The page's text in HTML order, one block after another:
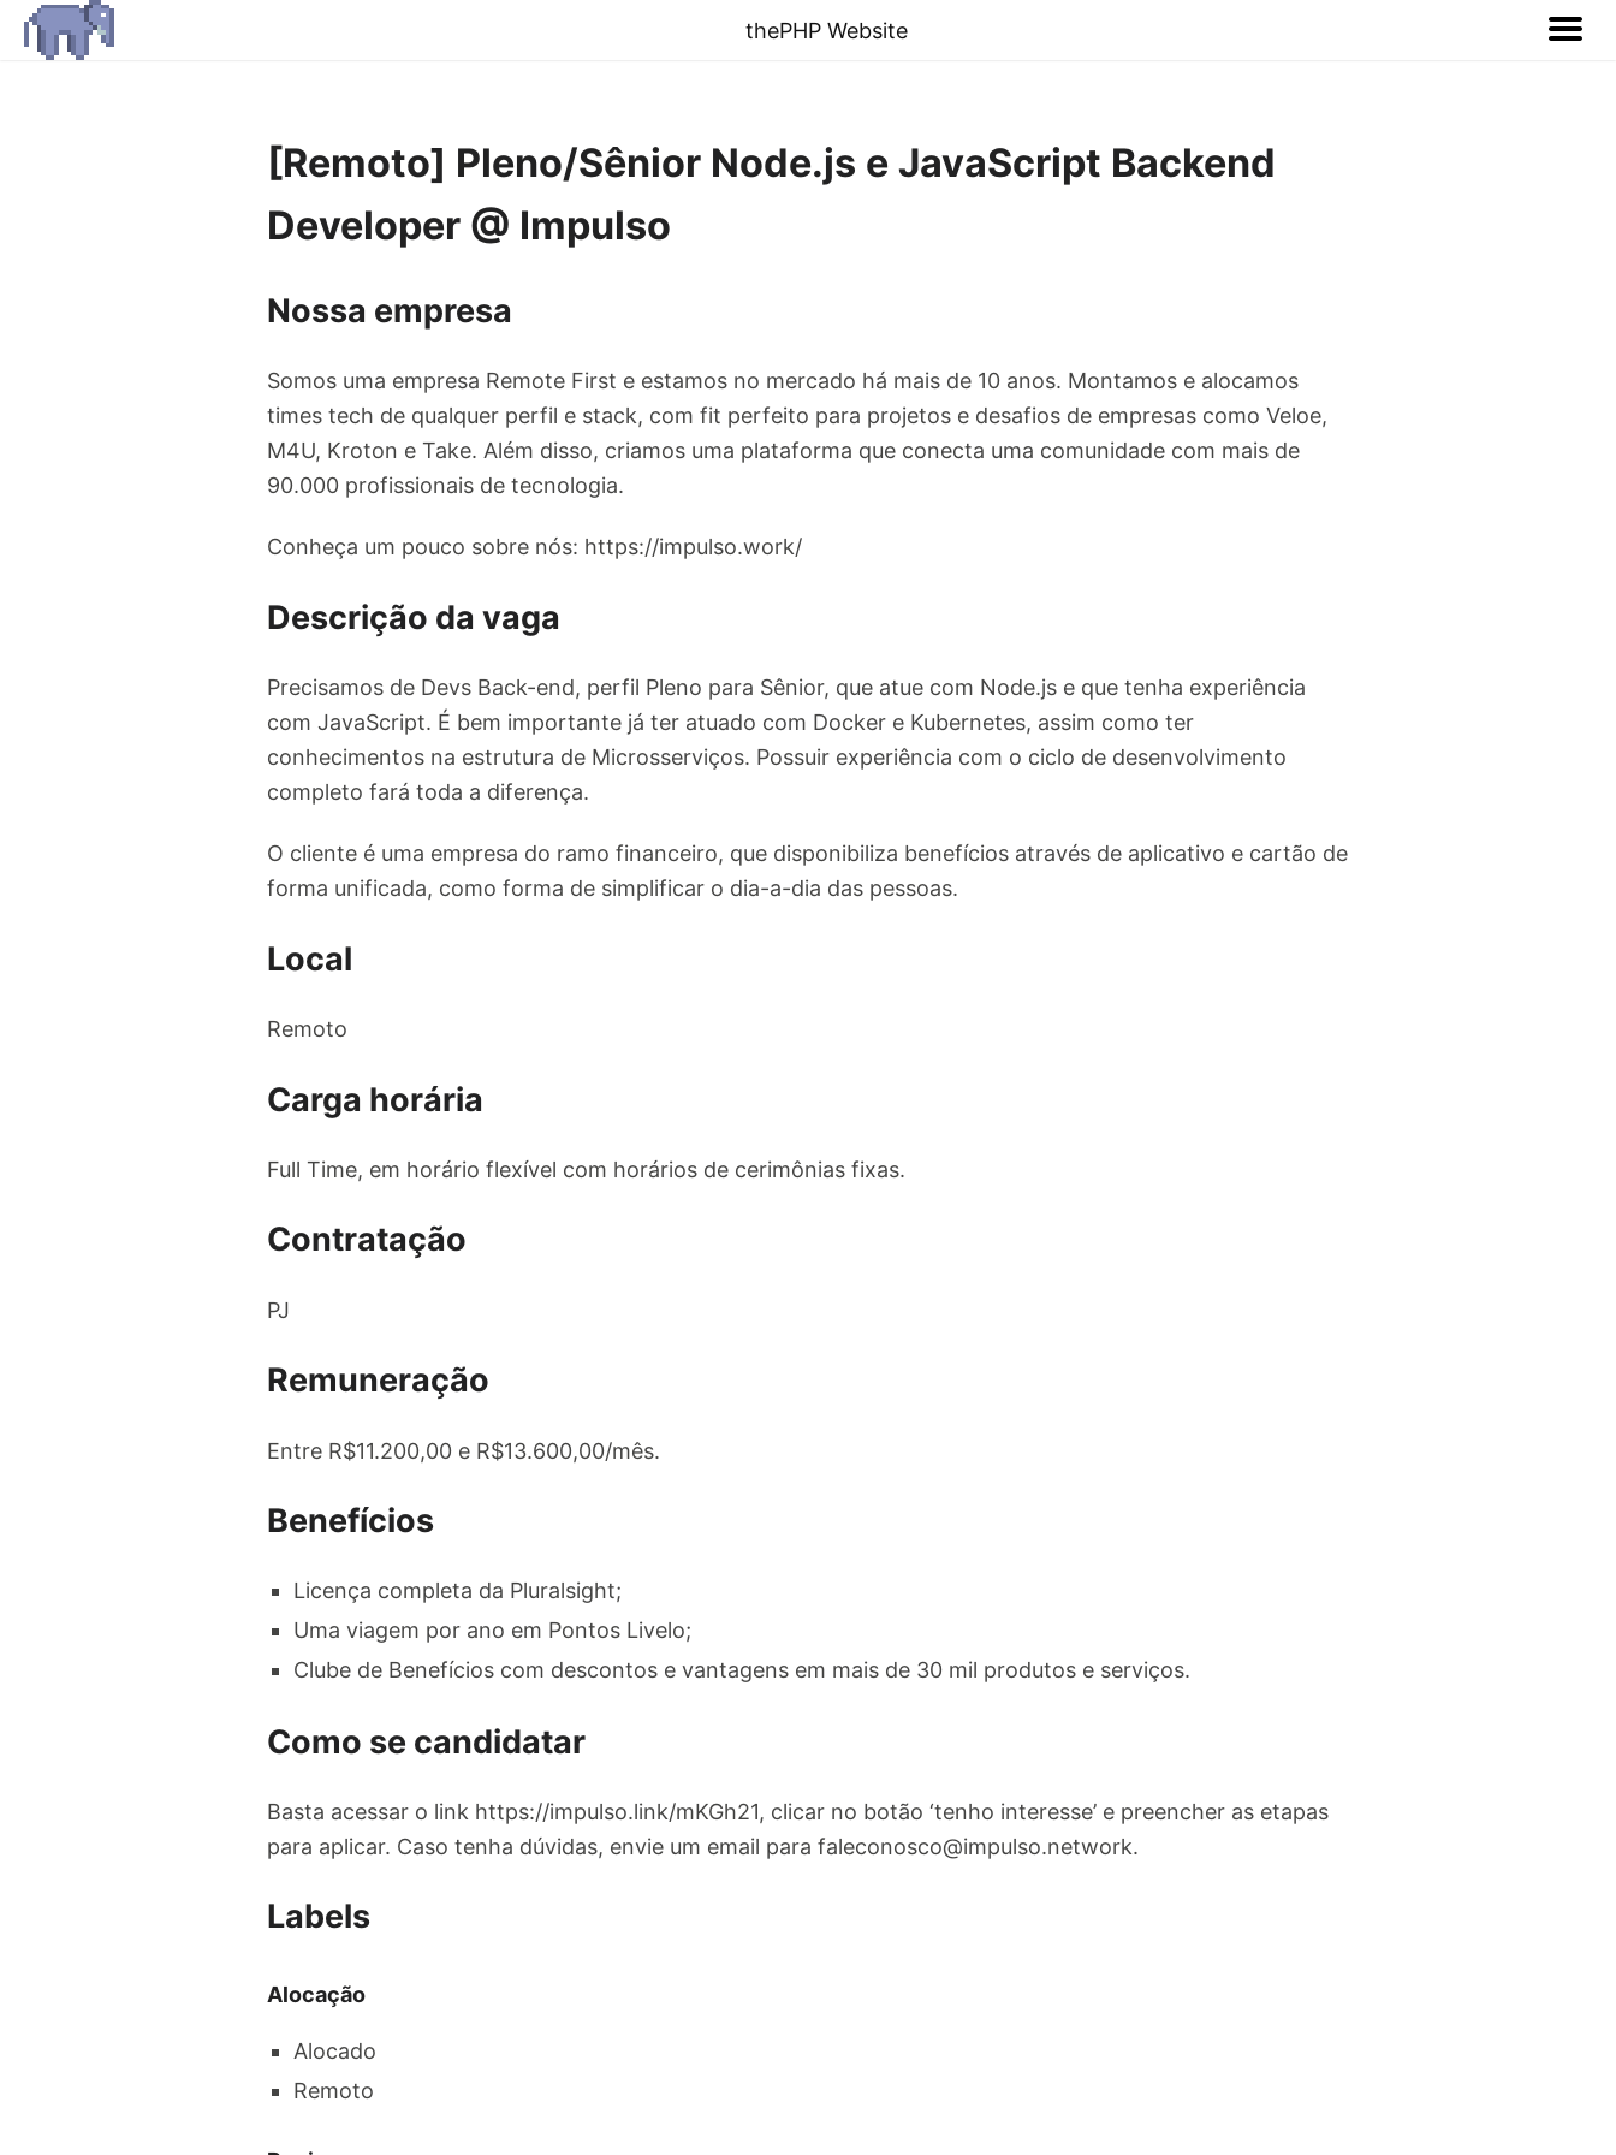
thePHP Website
[Remoto] Pleno/Sênior Node.js e JavaScript Backend
Developer @ Impulso
Nossa empresa
Somos uma empresa Remote First e estamos no mercado há mais de 10 anos. Montamos e alocamos
times tech de qualquer perfil e stack, com fit perfeito para projetos e desafios de empresas como Veloe,
M4U, Kroton e Take. Além disso, criamos uma plataforma que conecta uma comunidade com mais de
90.000 profissionais de tecnologia.
Conheça um pouco sobre nós: https://impulso.work/
Descrição da vaga
Precisamos de Devs Back-end, perfil Pleno para Sênior, que atue com Node.js e que tenha experiência
com JavaScript. É bem importante já ter atuado com Docker e Kubernetes, assim como ter
conhecimentos na estrutura de Microsserviços. Possuir experiência com o ciclo de desenvolvimento
completo fará toda a diferença.
O cliente é uma empresa do ramo financeiro, que disponibiliza benefícios através de aplicativo e cartão de
forma unificada, como forma de simplificar o dia-a-dia das pessoas.
Local
Remoto
Carga horária
Full Time, em horário flexível com horários de cerimônias fixas.
Contratação
PJ
Remuneração
Entre R$11.200,00 e R$13.600,00/mês.
Benefícios
Licença completa da Pluralsight;
Uma viagem por ano em Pontos Livelo;
Clube de Benefícios com descontos e vantagens em mais de 30 mil produtos e serviços.
Como se candidatar
Basta acessar o link https://impulso.link/mKGh21, clicar no botão ‘tenho interesse’ e preencher as etapas
para aplicar. Caso tenha dúvidas, envie um email para faleconosco@impulso.network.
Labels
Alocação
Alocado
Remoto